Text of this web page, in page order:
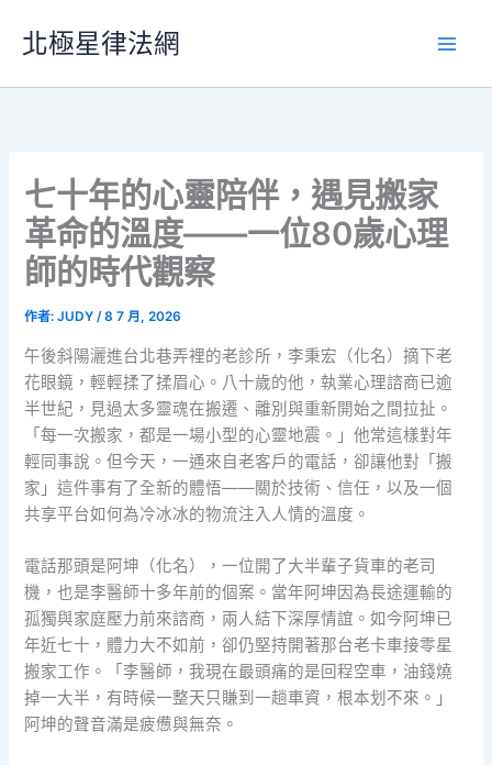
要
北極星律法網
七十年的心靈陪伴，遇見搬家
革命的溫度——一位80歲心理
師的時代觀察
作者:JUDY/8 7 月, 2026
午後斜陽灑進台北巷弄裡的老診所，李秉宏（化名）摘下老
花眼鏡，輕輕揉了揉眉心。八十歲的他，執業心理諮商已逾
半世紀，見過太多靈魂在搬遷、離別與重新開始之間拉扯。
「每一次搬家，都是一場小型的心靈地震。」他常這樣對年
輕同事說。但今天，一通來自老客戶的電話，卻讓他對「搬
家」這件事有了全新的體悟——關於技術、信任，以及一個
共享平台如何為冷冰冰的物流注入人情的溫度。
電話那頭是阿坤（化名），一位開了大半輩子貨車的老司
機，也是李醫師十多年前的個案。當年阿坤因為長途運輸的
孤獨與家庭壓力前來諮商，兩人結下深厚情誼。如今阿坤已
年近七十，體力大不如前，卻仍堅持開著那台老卡車接零星
搬家工作。「李醫師，我現在最頭痛的是回程空車，油錢燒
掉一大半，有時候一整天只賺到一趟車資，根本划不來。」
阿坤的聲音滿是疲憊與無奈。